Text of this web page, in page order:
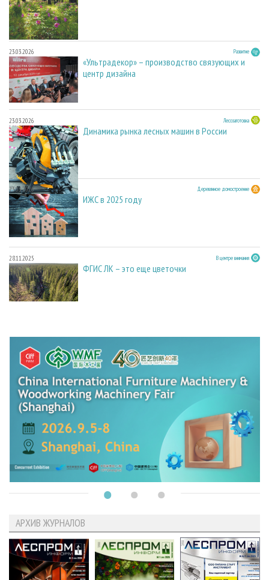
23.03.2026 Развитие
«Ультрадекор» – производство связующих и
центр дизайна
23.03.2026 Лесозаготовка
Динамика рынка лесных машин в России
23.03.2026 Деревянное домостроение
ИЖС в 2025 году
28.11.2025 В центре внимания
ФГИС ЛК – это еще цветочки
АРХИВ ЖУРНАЛОВ